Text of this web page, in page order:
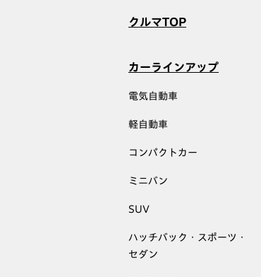
クルマTOP
カーラインアップ
電気自動車
軽自動車
コンパクトカー
ミニバン
SUV
ハッチバック・スポーツ・
セダン